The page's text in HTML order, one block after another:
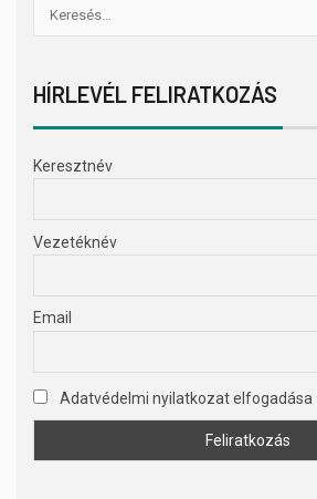
HÍRLEVÉL FELIRATKOZÁS
Keresztnév
Vezetéknév
Email
Adatvédelmi nyilatkozat elfogadása